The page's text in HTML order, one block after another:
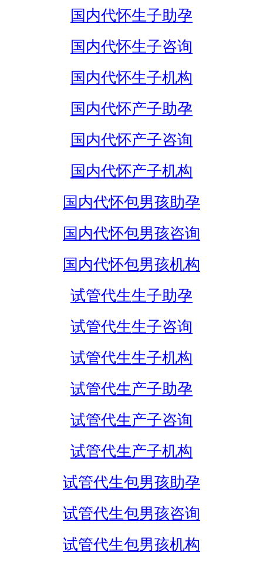
国内代怀生子助孕
国内代怀生子咨询
国内代怀生子机构
国内代怀产子助孕
国内代怀产子咨询
国内代怀产子机构
国内代怀包男孩助孕
国内代怀包男孩咨询
国内代怀包男孩机构
试管代生生子助孕
试管代生生子咨询
试管代生生子机构
试管代生产子助孕
试管代生产子咨询
试管代生产子机构
试管代生包男孩助孕
试管代生包男孩咨询
试管代生包男孩机构